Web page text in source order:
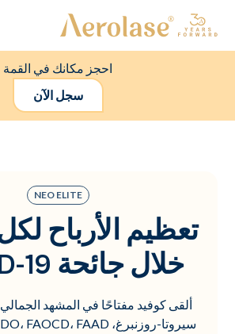
احجز مكانك في القمة
سجل الآن
NEO ELITE
تعظيم الأرباح
خلال جائحة COVID-19
ألقى كوفيد مفتاحًا في المشهد